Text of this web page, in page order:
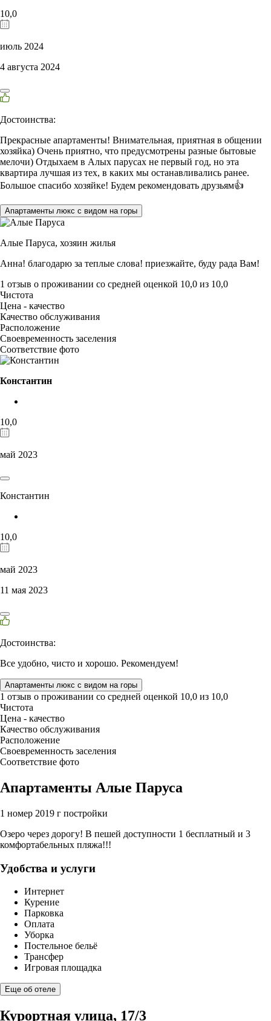
10,0
июль 2024
4 августа 2024
Достоинства:
Прекрасные апартаменты! Внимательная, приятная в общении
хозяйка) Очень приятно, что предусмотрены разные бытовые
мелочи) Отдыхаем в Алых парусах не первый год, но эта
квартира лучшая из тех, в каких мы останавливались ранее.
Большое спасибо хозяйке! Будем рекомендовать друзьям👍
Апартаменты люкс с видом на горы
Алые Паруса, хозяин жилья
Анна! благодарю за теплые слова! приезжайте, буду рада Вам!
1 отзыв о проживании со средней оценкой 10,0 из 10,0
Чистота
Цена - качество
Качество обслуживания
Расположение
Своевременность заселения
Соответствие фото
Константин
10,0
май 2023
Константин
10,0
май 2023
11 мая 2023
Достоинства:
Все удобно, чисто и хорошо. Рекомендуем!
Апартаменты люкс с видом на горы
1 отзыв о проживании со средней оценкой 10,0 из 10,0
Чистота
Цена - качество
Качество обслуживания
Расположение
Своевременность заселения
Соответствие фото
Апартаменты Алые Паруса
1 номер 2019 г постройки
Озеро через дорогу! В пешей доступности 1 бесплатный и 3
комфортабельных пляжа!!!
Удобства и услуги
Интернет
Курение
Парковка
Оплата
Уборка
Постельное бельё
Трансфер
Игровая площадка
Еще об отеле
Курортная улица, 17/3